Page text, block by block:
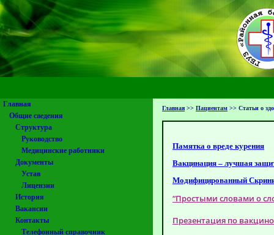
Главная
Общие сведения
Структура
Руководство
Медицинские работники
Документы
Устав
Лицензии
История
Вакансии
Контакты
Телефонный справочник
Главная >> Пациентам >> Статьи о
Памятка о вреде курения
Вакцинация – лучшая
Модифицированный
“Простыми словами о
Презентация по